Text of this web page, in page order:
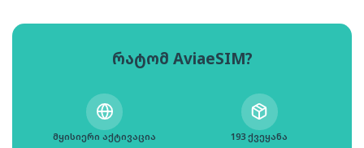
რატომ AviaeSIM?
მყისიერი აქტივაცია 193 ქვეყანა